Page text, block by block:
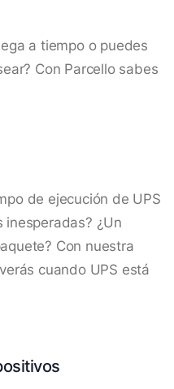
a tiempo o puedes
Con Parcello sabes
de ejecución de UPS
¿Un
Con nuestra
cuando UPS está